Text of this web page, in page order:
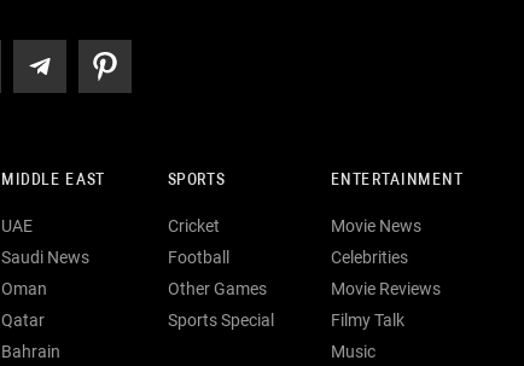
MIDDLE EAST
UAE
Saudi News
Oman
Qatar
Bahrain
SPORTS
Cricket
Football
Other Games
Sports Special
ENTERTAINMENT
Movie News
Celebrities
Movie Reviews
Filmy Talk
Music